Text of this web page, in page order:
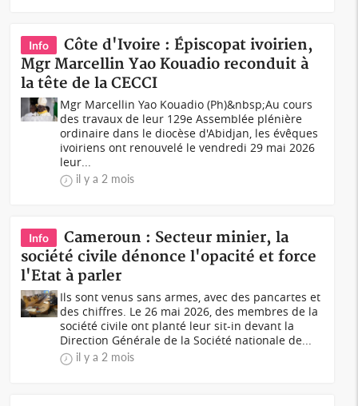
Info
Côte d'Ivoire : Épiscopat ivoirien,
Mgr Marcellin Yao Kouadio reconduit à
la tête de la CECCI
Mgr Marcellin Yao Kouadio (Ph)&nbsp;Au cours
des travaux de leur 129e Assemblée plénière
ordinaire dans le diocèse d'Abidjan, les évêques
ivoiriens ont renouvelé le vendredi 29 mai 2026
leur...
il y a 2 mois
Info
Cameroun : Secteur minier, la
société civile dénonce l'opacité et force
l'Etat à parler
Ils sont venus sans armes, avec des pancartes et
des chiffres. Le 26 mai 2026, des membres de la
société civile ont planté leur sit-in devant la
Direction Générale de la Société nationale de...
il y a 2 mois